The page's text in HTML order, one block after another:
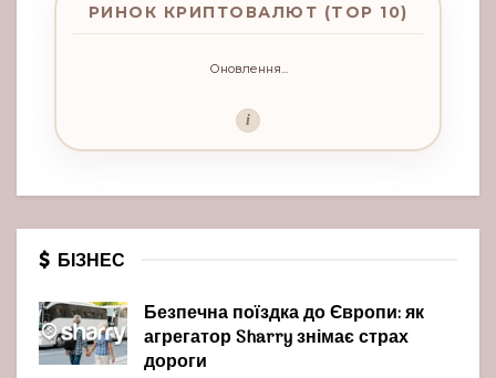
РИНОК КРИПТОВАЛЮТ (TOP 10)
Оновлення...
i
БІЗНЕС
Безпечна поїздка до Європи: як
агрегатор Sharry знімає страх
дороги